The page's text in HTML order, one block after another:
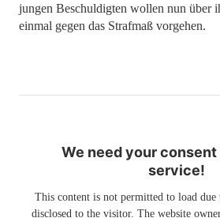
jungen Beschuldigten wollen nun über
einmal gegen das Strafmaß vorgehen.
We need your consent
service!
This content is not permitted to load due
disclosed to the visitor. The website